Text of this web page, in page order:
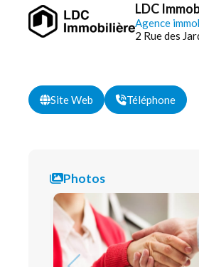
LDC
Agence
2 Rue des
Site Web Téléphone
Photos